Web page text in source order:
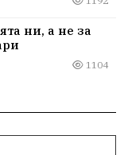
ни, а не за
1104